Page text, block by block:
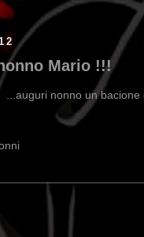
Mario !!!
...auguri nonno un